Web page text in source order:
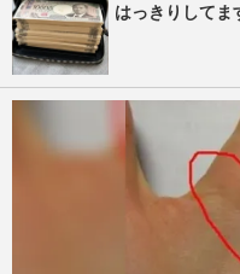
はっきりしてま